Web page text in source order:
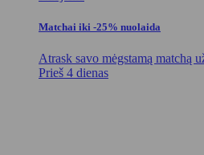
Matchai iki -25% nuolaida
Atrask savo mėgstamą matchą
Prieš 4 dienas